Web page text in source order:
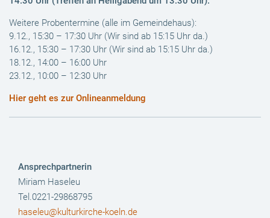
Weitere Probentermine (alle im Gemeindehaus):
9.12., 15:30 – 17:30 Uhr (Wir sind ab 15:15 Uhr da.)
16.12., 15:30 – 17:30 Uhr (Wir sind ab 15:15 Uhr da.)
18.12., 14:00 – 16:00 Uhr
23.12., 10:00 – 12:30 Uhr
Hier geht es zur Onlineanmeldung
Ansprechpartnerin
Miriam Haseleu
Tel.0221-29868795
haseleu@kulturkirche-koeln.de